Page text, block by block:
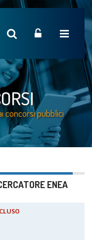
concorsi pubblici
ENEA